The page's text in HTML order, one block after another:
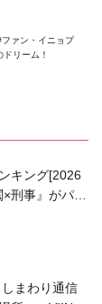
ファン・イニョプ
リーム！
キング[2026
刑事』がパワ
まわり通信